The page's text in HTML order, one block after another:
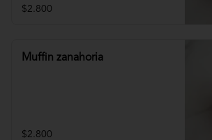
$2.800
Muffin zanahoria
$2.800